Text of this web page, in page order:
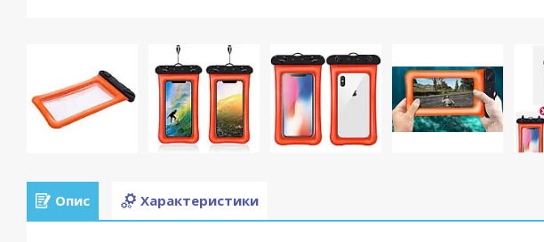
Опис Характеристики